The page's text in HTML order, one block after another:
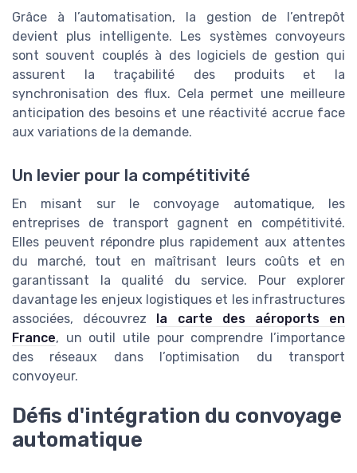
Grâce à l’automatisation, la gestion de l’entrepôt
devient plus intelligente. Les systèmes convoyeurs
sont souvent couplés à des logiciels de gestion qui
assurent la traçabilité des produits et la
synchronisation des flux. Cela permet une meilleure
anticipation des besoins et une réactivité accrue face
aux variations de la demande.
Un levier pour la compétitivité
En misant sur le convoyage automatique, les
entreprises de transport gagnent en compétitivité.
Elles peuvent répondre plus rapidement aux attentes
du marché, tout en maîtrisant leurs coûts et en
garantissant la qualité du service. Pour explorer
davantage les enjeux logistiques et les infrastructures
associées, découvrez la carte des aéroports en
France, un outil utile pour comprendre l’importance
des réseaux dans l’optimisation du transport
convoyeur.
Défis d'intégration du convoyage
automatique